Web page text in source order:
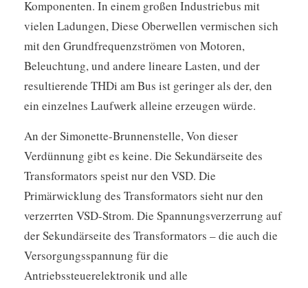
Komponenten. In einem großen Industriebus mit
vielen Ladungen, Diese Oberwellen vermischen sich
mit den Grundfrequenzströmen von Motoren,
Beleuchtung, und andere lineare Lasten, und der
resultierende THDi am Bus ist geringer als der, den
ein einzelnes Laufwerk alleine erzeugen würde.
An der Simonette-Brunnenstelle, Von dieser
Verdünnung gibt es keine. Die Sekundärseite des
Transformators speist nur den VSD. Die
Primärwicklung des Transformators sieht nur den
verzerrten VSD-Strom. Die Spannungsverzerrung auf
der Sekundärseite des Transformators – die auch die
Versorgungsspannung für die
Antriebssteuerelektronik und alle